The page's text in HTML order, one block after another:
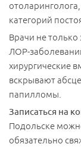
категорий
Врачи не
ЛОР-
хирургические
вскрывают
папилломы.
Записаться на
Подольске
обязательно